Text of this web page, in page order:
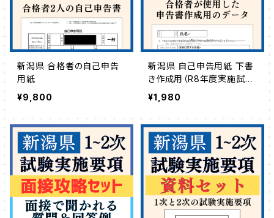
新潟県 合格者の自己申告
用紙
¥9,800
新潟県 自己申告用紙 下書
き作成用（R8年度実施試験
対応）
¥1,980